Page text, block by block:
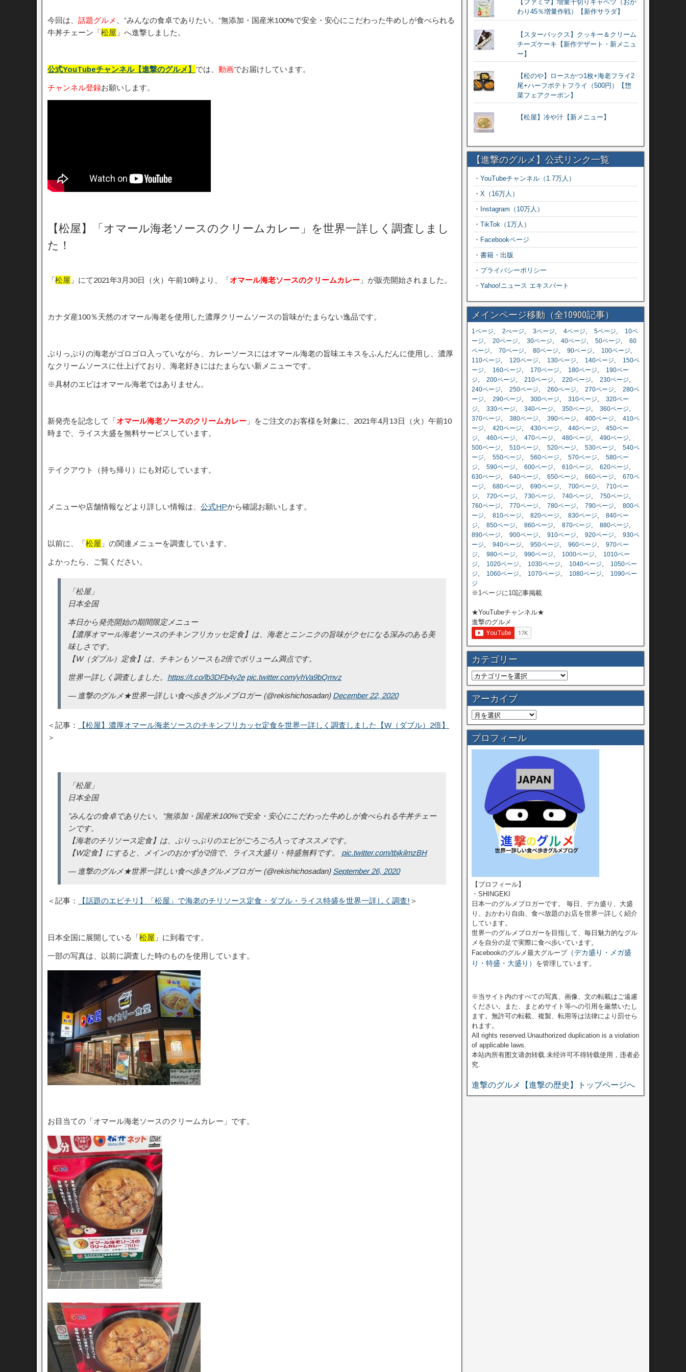
今回は、 話題グルメ
、”みんなの食卓でありたい。”無添加・国産米100%で安全・安心にこだわった牛めしが食べられる
牛丼チェーン「松屋 」へ進撃しました。
公式YouTubeチャンネル【進撃のグルメ】 では、 動画でお届けしています。
チャンネル登録お願いします。
【松屋】「オマール海老ソースのクリームカレー」を世界一詳しく調査しまし
た！
「松屋 」にて2021年3月30日（火）午前10時より、「オマール海老ソースのクリームカレー 」が販売開始されました。
カナダ産100％天然のオマール海老を使用した濃厚クリームソースの旨味がたまらない逸品です。
ぷりっぷりの海老がゴロゴロ入っていながら、カレーソースにはオマール海老の旨味エキスをふんだんに使用し、濃厚
なクリームソースに仕上げており、海老好きにはたまらない新メニューです。
※具材のエビはオマール海老ではありません。
新発売を記念して「オマール海老ソースのクリームカレー 」をご注文のお客様を対象に、2021年4月13日（火）午前10
時まで、ライス大盛を無料サービスしています。
テイクアウト（持ち帰り）にも対応しています。
メニューや店舗情報などより詳しい情報は、 公式HPから確認お願いします。
以前に、「松屋 」の関連メニューを調査しています。
よかったら、ご覧ください。
「松屋」
日本全国
本日から発売開始の期間限定メニュー
【濃厚オマール海老ソースのチキンフリカッセ定食】は、海老とニンニクの旨味がクセになる深みのある美
味しさです。
【W（ダブル）定食】は、チキンもソースも2倍でボリューム満点です。
世界一詳しく調査しました。 https://t.co/lb3DFb4y2e pic.twitter.com/yhVa9bQmvz
— 進撃のグルメ★世界一詳しい食べ歩きグルメブロガー (@rekishichosadan) December 22, 2020
＜記事：
【松屋】濃厚オマール海老ソースのチキンフリカッセ定食を世界一詳しく調査しました【W（ダブル）2倍】
＞
「松屋」
日本全国
”みんなの食卓でありたい。”無添加・国産米100%で安全・安心にこだわった牛めしが食べられる牛丼チェー
ンです。
【海老のチリソース定食】は、ぷりっぷりのエビがごろごろ入ってオススメです。
【W定食】にすると、メインのおかずが2倍で、ライス大盛り・特盛無料です。 pic.twitter.com/tbjkilmzBH
— 進撃のグルメ★世界一詳しい食べ歩きグルメブロガー (@rekishichosadan) September 26, 2020
＜記事： 【話題のエビチリ】「松屋」で海老のチリソース定食・ダブル・ライス特盛を世界一詳しく調査! ＞
日本全国に展開している「松屋 」に到着です。
一部の写真は、以前に調査した時のものを使用しています。
お目当ての「オマール海老ソースのクリームカレー」です。
【ファミマ】増量千切りキャベツ（おか
わり45％増量作戦）【新作サラダ】
【スターバックス】クッキー＆クリーム
チーズケーキ【新作デザート・新メニュ
ー】
【松のや】ロースかつ1枚+海老フライ2
尾+ハーフポテトフライ（500円）【惣
菜フェアクーポン】
【松屋】冷や汁【新メニュー】
【進撃のグルメ】公式リンク一覧
・ YouTubeチャンネル（1.7万人）
・ X（16万人）
・ Instagram（10万人）
・ TikTok（1万人）
・ Facebookページ
・ 書籍・出版
・ プライバシーポリシー
・ Yahoo!ニュース エキスパート
メインページ移動（全10900記事）
1ページ, 2ぺージ, 3ページ, 4ページ, 5ページ,
10ペ
ージ, 20ページ, 30ページ, 40ページ, 50ページ, 60
ページ, 70ページ, 80ページ, 90ページ, 100ページ,
110ページ, 120ページ, 130ページ, 140ページ,
150ペ
ージ, 160ページ, 170ページ, 180ページ,
190ペー
ジ, 200ページ, 210ページ, 220ページ, 230ページ,
240ページ, 250ページ, 260ページ, 270ページ, 280ペ
ージ, 290ページ, 300ページ, 310ページ, 320ペー
ジ, 330ページ, 340ページ, 350ページ, 360ページ,
370ページ, 380ページ, 390ページ, 400ページ, 410ペ
ージ, 420ページ, 430ページ, 440ページ, 450ペー
ジ, 460ページ, 470ページ, 480ページ, 490ページ,
500ページ, 510ページ, 520ページ, 530ページ, 540ペ
ージ, 550ページ, 560ページ, 570ページ, 580ペー
ジ, 590ページ, 600ページ, 610ページ, 620ページ,
630ページ, 640ページ, 650ページ, 660ページ, 670ペ
ージ, 680ページ, 690ページ, 700ページ, 710ペー
ジ, 720ページ, 730ページ, 740ページ, 750ページ,
760ページ, 770ページ, 780ページ, 790ページ, 800ペ
ージ, 810ページ, 820ページ, 830ページ, 840ペー
ジ, 850ページ, 860ページ, 870ページ, 880ページ,
890ページ, 900ページ, 910ページ, 920ページ, 930ペ
ージ, 940ページ, 950ページ, 960ページ, 970ペー
ジ, 980ページ, 990ページ, 1000ページ,
1010ペー
ジ, 1020ページ, 1030ページ, 1040ページ,
1050ペー
ジ, 1060ページ, 1070ページ, 1080ページ,
1090ペー
ジ
※1ページに10記事掲載
★YouTubeチャンネル★
進撃のグルメ
カテゴリー
アーカイブ
プロフィール
【プロフィール】
・SHINGEKI
日本一のグルメブロガーです。 毎日、デカ盛り、大盛
り、おかわり自由、食べ放題のお店を世界一詳しく紹介
しています。
世界一のグルメブロガーを目指して、毎日魅力的なグル
メを自分の足で実際に食べ歩いています。
Facebookのグルメ最大グループ（デカ盛り・メガ盛
り・特盛・大盛り） を管理しています。
※当サイト内のすべての写真、画像、文の転載はご遠慮
ください。また、まとめサイト等への引用を厳禁いたし
ます。無許可の転載、複製、転用等は法律により罰せら
れます。
All rights reserved.Unauthorized duplication is a violation
of applicable laws.
本站內所有图文请勿转载.未经许可不得转载使用，违者必
究.
進撃のグルメ【進撃の歴史】トップページへ